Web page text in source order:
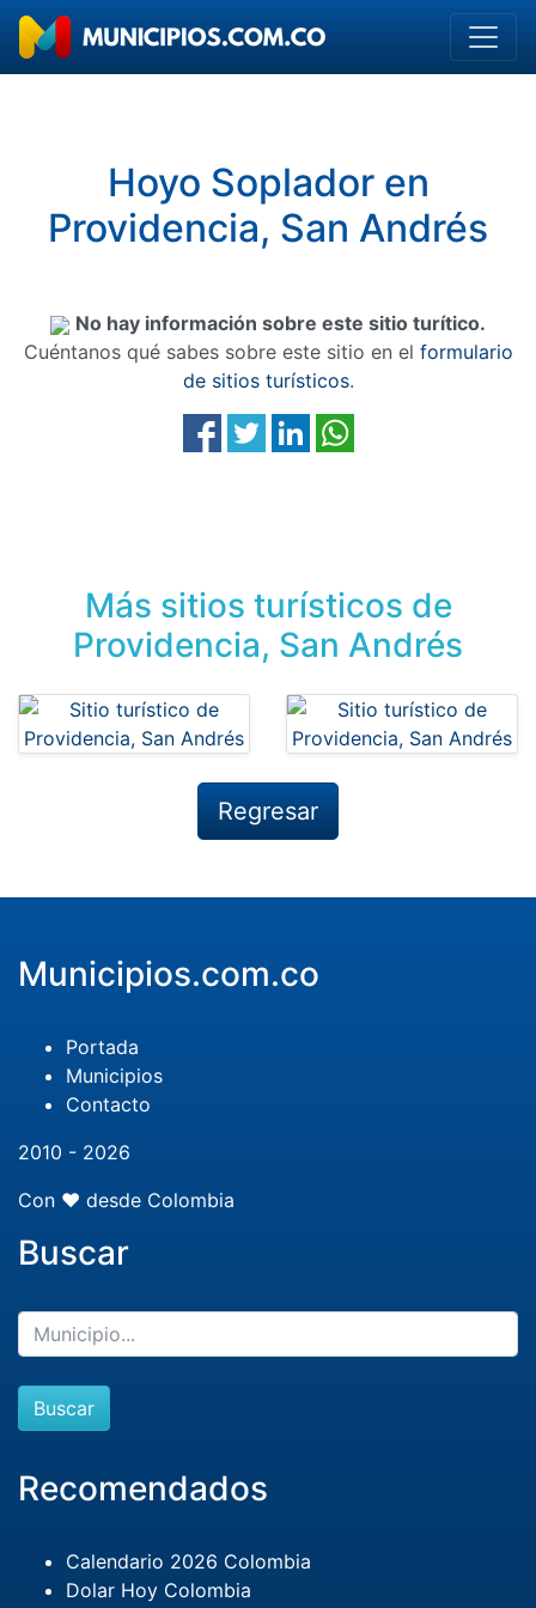
Hoyo Soplador en
Providencia, San Andrés
No hay información sobre este sitio turítico.
Cuéntanos qué sabes sobre este sitio en el formulario
de sitios turísticos.
Más sitios turísticos de
Providencia, San Andrés
Regresar
Municipios.com.co
Portada
Municipios
Contacto
2010 - 2026
Con ❤️ desde Colombia
Buscar
Buscar
Recomendados
Calendario 2026 Colombia
Dolar Hoy Colombia